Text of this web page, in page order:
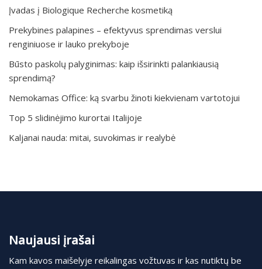
Įvadas į Biologique Recherche kosmetiką
Prekybines palapines – efektyvus sprendimas verslui
renginiuose ir lauko prekyboje
Būsto paskolų palyginimas: kaip išsirinkti palankiausią
sprendimą?
Nemokamas Office: ką svarbu žinoti kiekvienam vartotojui
Top 5 slidinėjimo kurortai Italijoje
Kaljanai nauda: mitai, suvokimas ir realybė
Naujausi įrašai
Kam kavos maišelyje reikalingas vožtuvas ir kas nutiktų be